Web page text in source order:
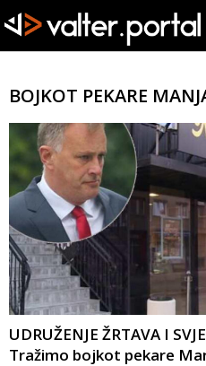
BOJKOT PEKARE
UDRUŽENJE ŽRTAVA I
Tražimo bojkot pekare